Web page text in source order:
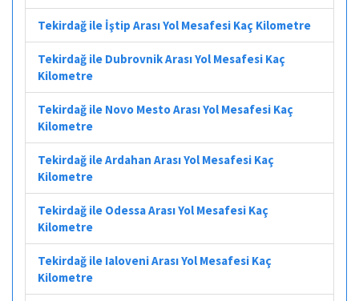
Tekirdağ ile İştip Arası Yol Mesafesi Kaç Kilometre
Tekirdağ ile Dubrovnik Arası Yol Mesafesi Kaç
Kilometre
Tekirdağ ile Novo Mesto Arası Yol Mesafesi Kaç
Kilometre
Tekirdağ ile Ardahan Arası Yol Mesafesi Kaç
Kilometre
Tekirdağ ile Odessa Arası Yol Mesafesi Kaç
Kilometre
Tekirdağ ile Ialoveni Arası Yol Mesafesi Kaç
Kilometre